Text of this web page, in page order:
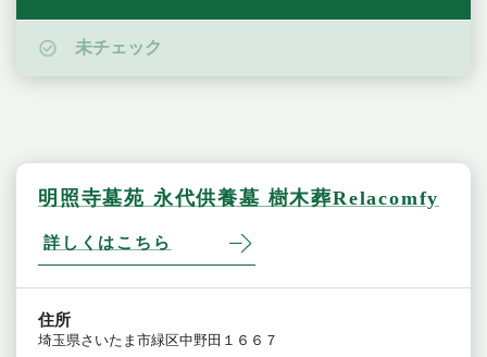
未チェック
明照寺墓苑 永代供養墓 樹木葬Relacomfy
詳しくはこちら
住所
埼玉県さいたま市緑区中野田１６６７